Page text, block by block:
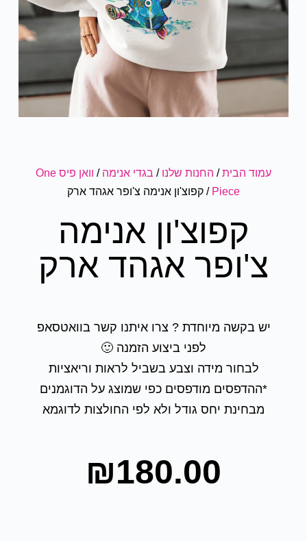
עמוד הבית/ החנות שלנו / בגדי אנימה /
וואן פיס One
Piece / קפוצ'ון אנימה צ'ופר אגהד ארק
קפוצ'ון אנימה
צ'ופר אגהד ארק
יש בקשה מיוחדת ? צרו איתנו קשר בוואטסאפ
לפני ביצוע הזמנה 🙂
לבחור מידה וצבע בשביל לראות וריאציות
*ההדפסים מודפסים כפי שמוצג על הדוגמנים
מבחינת יחס גודל ולא לפי החולצות לדוגמא
₪180.00